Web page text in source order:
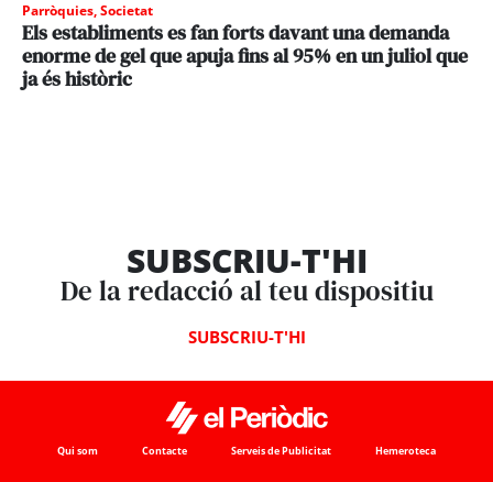
Parròquies,Societat
Els establiments es fan forts davant una demanda
enorme de gel que apuja fins al 95% en un juliol que
ja és històric
SUBSCRIU-T'HI
De la redacció al teu dispositiu
SUBSCRIU-T'HI
Qui som Contacte Serveis de Publicitat Hemeroteca